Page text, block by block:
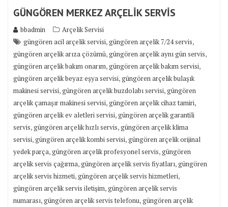
GÜNGÖREN MERKEZ ARÇELİK SERVİS
bbadmin
Arçelik Servisi
güngören acil arçelik servisi,güngören arçelik 7/24 servis,
güngören arçelik arıza çözümü,güngören arçelik aynı gün servis,
güngören arçelik bakım onarım,güngören arçelik bakım servisi,
güngören arçelik beyaz eşya servisi,güngören arçelik bulaşık
makinesi servisi,güngören arçelik buzdolabı servisi,güngören
arçelik çamaşır makinesi servisi,güngören arçelik cihaz tamiri,
güngören arçelik ev aletleri servisi,güngören arçelik garantili
servis,güngören arçelik hızlı servis,güngören arçelik klima
servisi,güngören arçelik kombi servisi,güngören arçelik orijinal
yedek parça,güngören arçelik profesyonel servis,güngören
arçelik servis çağırma,güngören arçelik servis fiyatları,güngören
arçelik servis hizmeti,güngören arçelik servis hizmetleri,
güngören arçelik servis iletişim,güngören arçelik servis
numarası,güngören arçelik servis telefonu,güngören arçelik